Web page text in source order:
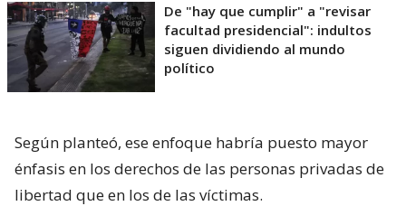
De "hay que cumplir" a "revisar
facultad presidencial": indultos
siguen dividiendo al mundo
político
Según planteó, ese enfoque habría puesto mayor
énfasis en los derechos de las personas privadas de
libertad que en los de las víctimas.